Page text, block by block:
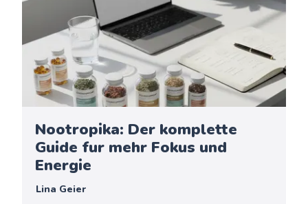
Nootropika: Der komplette
Guide fur mehr Fokus und
Energie
Lina Geier